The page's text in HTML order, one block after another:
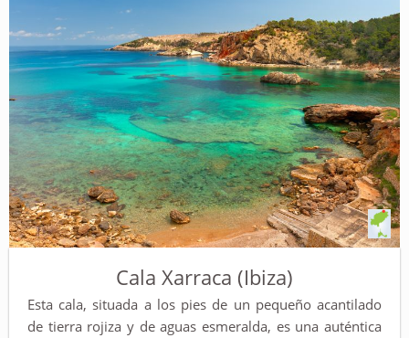
Cala Xarraca (Ibiza)
Esta cala, situada a los pies de un pequeño acantilado
de tierra rojiza y de aguas esmeralda, es una auténtica